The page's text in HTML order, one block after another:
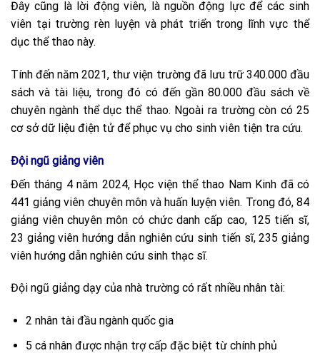
Đây cũng là lời động viên, là nguồn động lực để các sinh
viên tại trường rèn luyện và phát triển trong lĩnh vực thể
dục thể thao này.
Tính đến năm 2021, thư viện trường đã lưu trữ 340.000 đầu
sách và tài liệu, trong đó có đến gần 80.000 đầu sách về
chuyên ngành thể dục thể thao. Ngoài ra trường còn có 25
cơ sở dữ liệu điện tử để phục vụ cho sinh viên tiện tra cứu.
Đội ngũ giảng viên
Đến tháng 4 năm 2024, Học viện thể thao Nam Kinh đã có
441 giảng viên chuyên môn và huấn luyện viên. Trong đó, 84
giảng viên chuyên môn có chức danh cấp cao, 125 tiến sĩ,
23 giảng viên hướng dẫn nghiên cứu sinh tiến sĩ, 235 giảng
viên hướng dẫn nghiên cứu sinh thạc sĩ.
Đội ngũ giảng dạy của nhà trường có rất nhiều nhân tài:
2 nhân tài đầu ngành quốc gia
5 cá nhân được nhận trợ cấp đặc biệt từ chính phủ